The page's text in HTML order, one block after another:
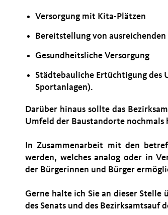
Versorgung mit Kita-Plätzen
Bereitstellung von
Gesundheitsliche Versorgung
Städtebauliche Ertüchtigung des
Sportanlagen).
Darüber hinaus sollte das
Umfeld der Baustandorte
In Zusammenarbeit mit den
werden, welches analog oder in
der Bürgerinnen und Bürger
Gerne halte ich Sie an dieser Stelle
des Senats und des Bezirksamtsauf